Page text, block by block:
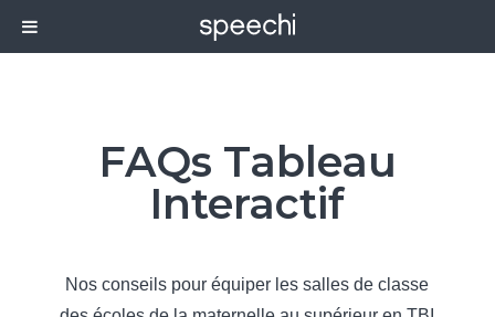
FAQs Tableau
Interactif
Nos conseils pour équiper les salles de classe